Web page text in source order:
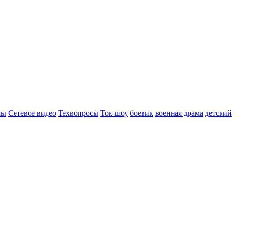
Сетевое видео Техвопросы Ток-шоу боевик военная драма детский